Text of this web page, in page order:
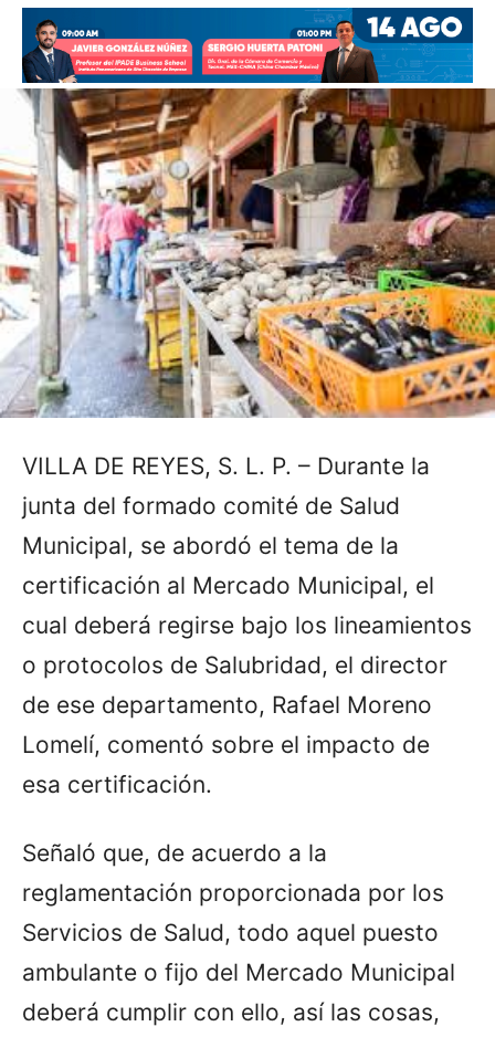
VILLA DE REYES, S. L. P. – Durante la
junta del formado comité de Salud
Municipal, se abordó el tema de la
certificación al Mercado Municipal, el
cual deberá regirse bajo los lineamientos
o protocolos de Salubridad, el director
de ese departamento, Rafael Moreno
Lomelí, comentó sobre el impacto de
esa certificación.
Señaló que, de acuerdo a la
reglamentación proporcionada por los
Servicios de Salud, todo aquel puesto
ambulante o fijo del Mercado Municipal
deberá cumplir con ello, así las cosas,